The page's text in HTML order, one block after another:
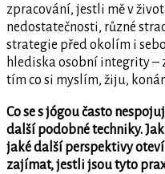
zpracování, jestli mě v
nedostatečnosti, různé
strategie před okolím i
hlediska osobní integrity –
tím co si myslím, žiju,
Co se s jógou často
další podobné techniky.
jaké další perspektivy
zajímat, jestli jsou tyto